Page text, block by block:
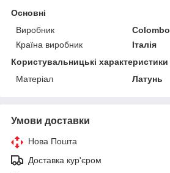
Основні
Виробник
Colombo
Країна виробник
Італія
Користувальницькі характеристики
Матеріал
Латунь
Умови доставки
Нова Пошта
Доставка кур'єром